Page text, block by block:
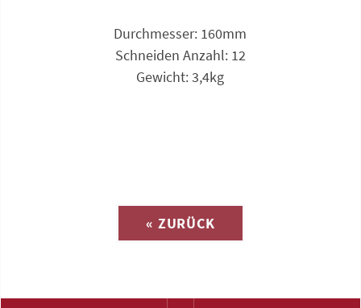
Durchmesser: 160mm
Schneiden Anzahl: 12
Gewicht: 3,4kg
« ZURÜCK